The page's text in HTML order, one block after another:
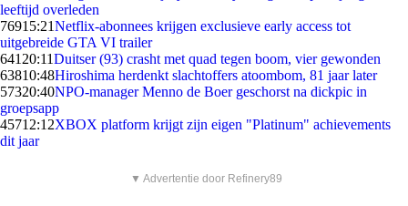
leeftijd overleden
76915:21Netflix-abonnees krijgen exclusieve early access tot
uitgebreide GTA VI trailer
641 20:11Duitser (93) crasht met quad tegen boom, vier gewonden
63810:48Hiroshima herdenkt slachtoffers atoombom, 81 jaar later
57320:40NPO-manager Menno de Boer geschorst na dickpic in
groepsapp
45712:12XBOX platform krijgt zijn eigen "Platinum" achievements
dit jaar
▼ Advertentie door Refinery89